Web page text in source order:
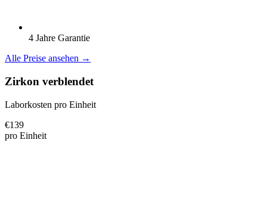
4 Jahre Garantie
Alle Preise ansehen →
Zirkon verblendet
Laborkosten pro Einheit
€139
pro Einheit